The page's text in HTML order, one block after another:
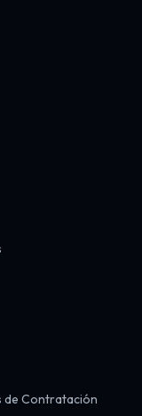
de Contratación